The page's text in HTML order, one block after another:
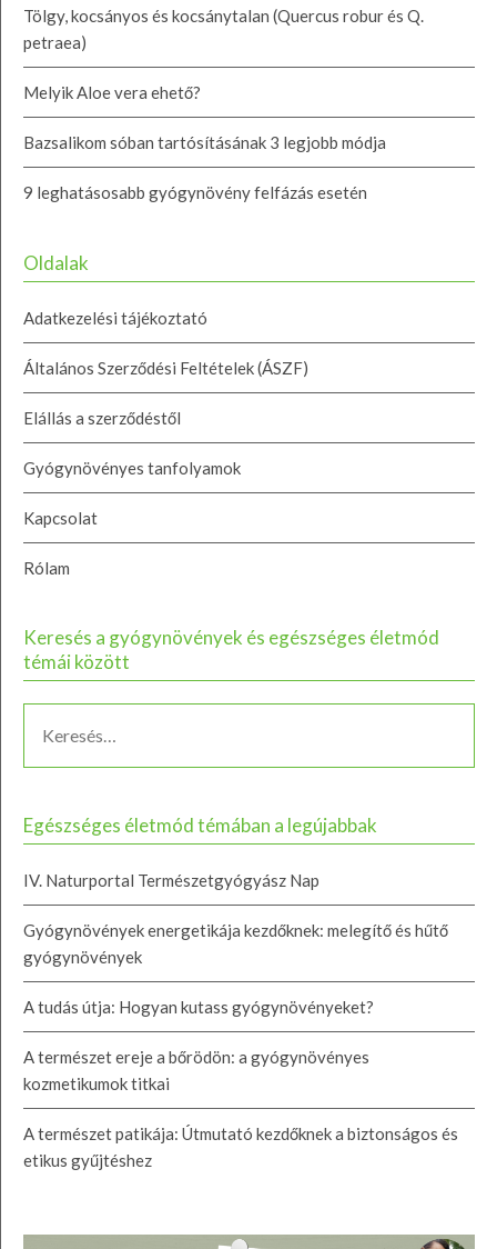
Tölgy, kocsányos és kocsánytalan (Quercus robur és Q.
petraea)
Melyik Aloe vera ehető?
Bazsalikom sóban tartósításának 3 legjobb módja
9 leghatásosabb gyógynövény felfázás esetén
Oldalak
Adatkezelési tájékoztató
Általános Szerződési Feltételek (ÁSZF)
Elállás a szerződéstől
Gyógynövényes tanfolyamok
Kapcsolat
Rólam
Keresés a gyógynövények és egészséges életmód
témái között
Egészséges életmód témában a legújabbak
IV. Naturportal Természetgyógyász Nap
Gyógynövények energetikája kezdőknek: melegítő és hűtő
gyógynövények
A tudás útja: Hogyan kutass gyógynövényeket?
A természet ereje a bőrödön: a gyógynövényes
kozmetikumok titkai
A természet patikája: Útmutató kezdőknek a biztonságos és
etikus gyűjtéshez